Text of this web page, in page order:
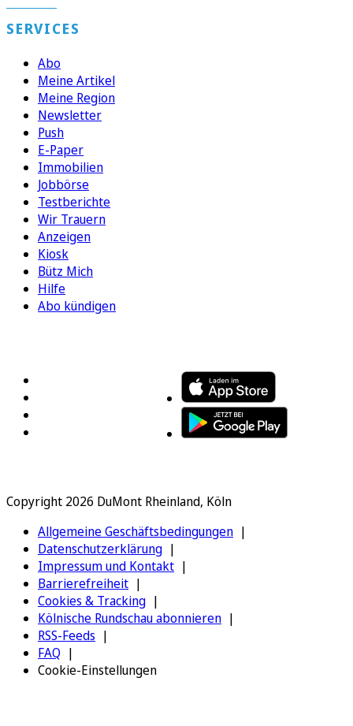
SERVICES
Abo
Meine Artikel
Meine Region
Newsletter
Push
E-Paper
Immobilien
Jobbörse
Testberichte
Wir Trauern
Anzeigen
Kiosk
Bütz Mich
Hilfe
Abo kündigen
Copyright 2026 DuMont Rheinland, Köln
Allgemeine Geschäftsbedingungen
Datenschutzerklärung
Impressum und Kontakt
Barrierefreiheit
Cookies & Tracking
Kölnische Rundschau abonnieren
RSS-Feeds
FAQ
Cookie-Einstellungen